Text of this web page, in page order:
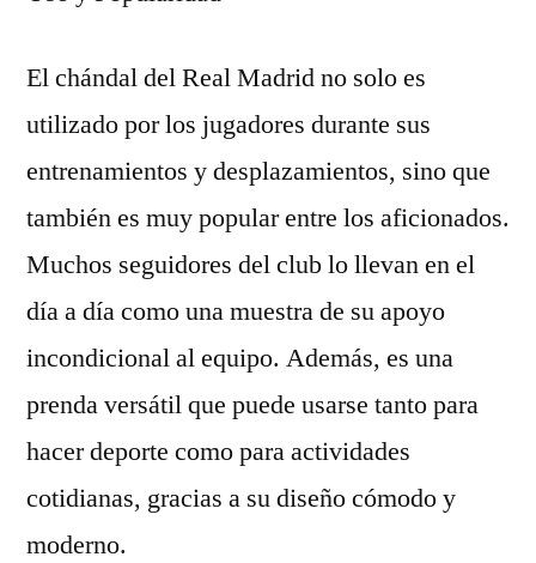
El chándal del Real Madrid no solo es
utilizado por los jugadores durante sus
entrenamientos y desplazamientos, sino que
también es muy popular entre los aficionados.
Muchos seguidores del club lo llevan en el
día a día como una muestra de su apoyo
incondicional al equipo. Además, es una
prenda versátil que puede usarse tanto para
hacer deporte como para actividades
cotidianas, gracias a su diseño cómodo y
moderno.